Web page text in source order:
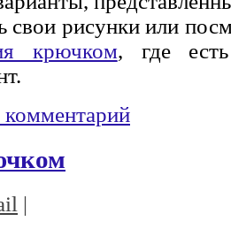
свои рисунки или
крючком, где
комментарий
|